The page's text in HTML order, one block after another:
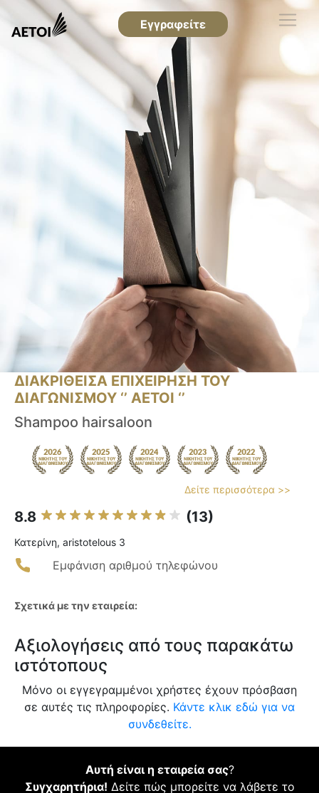
Εγγραφείτε
ΔΙΑΚΡΙΘΕΙΣΑ ΕΠΙΧΕΙΡΗΣΗ ΤΟΥ
ΔΙΑΓΩΝΙΣΜΟΥ ‘’ ΑΕΤΟΙ ‘’
Shampoo hairsaloon
Δείτε περισσότερα >>
8.8 (13)
Κατερίνη, aristotelous 3
Εμφάνιση αριθμού τηλεφώνου
Σχετικά με την εταιρεία:
Αξιολογήσεις από τους παρακάτω
ιστότοπους
Μόνο οι εγγεγραμμένοι χρήστες έχουν πρόσβαση
σε αυτές τις πληροφορίες. Κάντε κλικ εδώ για να
συνδεθείτε.
Αυτή είναι η εταιρεία σας?
Συγχαρητήρια! Δείτε πώς μπορείτε να λάβετε το